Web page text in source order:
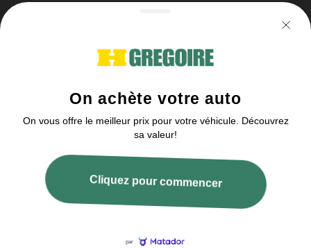
Vous pouvez nous contacter Dimanche
entre 10h et 17h
2003–2026 © HGrégoire, tous droits réservés.